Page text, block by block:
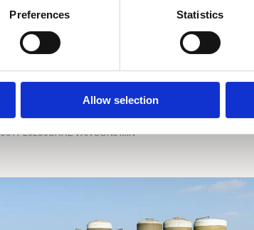
Preferences Statistics
Allow selection
landbouw met lidar: 3
uit andere sectoren
2026JURRE VAN SON5 MIN